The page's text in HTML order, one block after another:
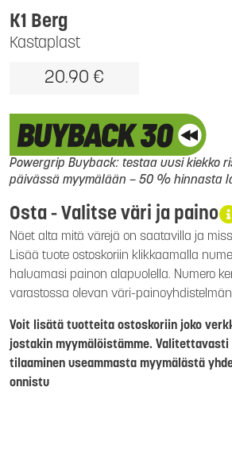
Kastaplast
K1 Berg
20.90 €
Powergrip Buyback: testaa uusi kiekko
päivässä myymälään – 50 % hinnasta
Osta - Valitse väri ja paino
Näet alta mitä värejä on saatavilla ja
Lisää tuote ostoskoriin klikkaamalla
haluamasi painon alapuolella. Numero
varastossa olevan väri-
Voit lisätä tuotteita ostoskoriin joko
jostakin myymälöistämme. Valitettavasti
tilaaminen useammasta myymälästä
onnistu